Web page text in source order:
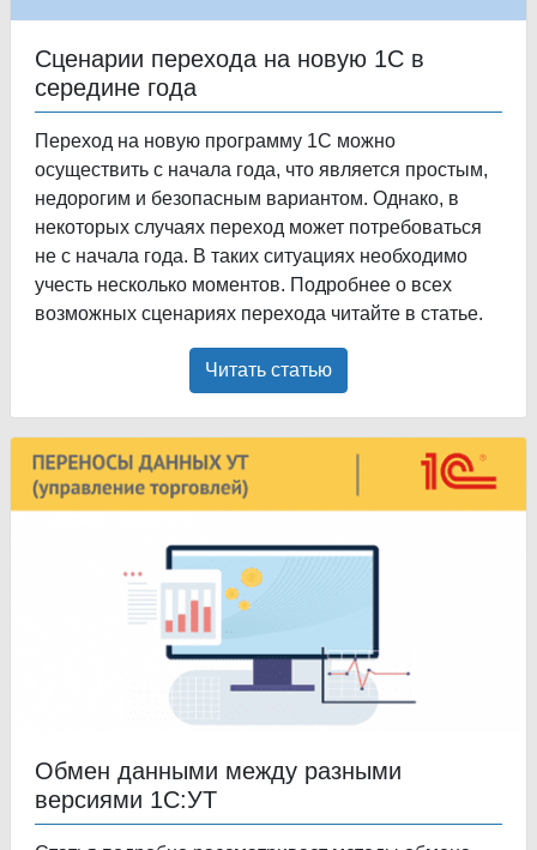
Сценарии перехода на новую 1С в
середине года
Переход на новую программу 1С можно
осуществить с начала года, что является простым,
недорогим и безопасным вариантом. Однако, в
некоторых случаях переход может потребоваться
не с начала года. В таких ситуациях необходимо
учесть несколько моментов. Подробнее о всех
возможных сценариях перехода читайте в статье.
Читать статью
Обмен данными между разными
версиями 1С:УТ